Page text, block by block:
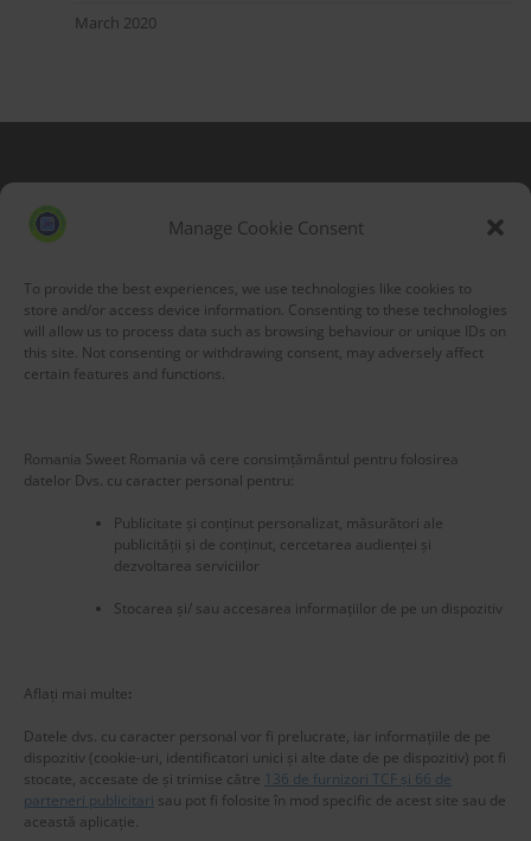
Manage Cookie Consent
To provide the best experiences, we use technologies like cookies to
store and/or access device information. Consenting to these technologies
will allow us to process data such as browsing behaviour or unique IDs on
this site. Not consenting or withdrawing consent, may adversely affect
certain features and functions.
Romania Sweet Romania vă cere consimțământul pentru folosirea
datelor Dvs. cu caracter personal pentru:
Publicitate și conținut personalizat, măsurători ale
publicității și de conținut, cercetarea audienței și
dezvoltarea serviciilor
Stocarea și/ sau accesarea informațiilor de pe un dispozitiv
Aflați mai multe:
Datele dvs. cu caracter personal vor fi prelucrate, iar informațiile de pe
dispozitiv (cookie-uri, identificatori unici și alte date de pe dispozitiv) pot fi
stocate, accesate de și trimise către 136 de furnizori TCF și 66 de
parteneri publicitari sau pot fi folosite în mod specific de acest site sau de
această aplicație.
March 2020